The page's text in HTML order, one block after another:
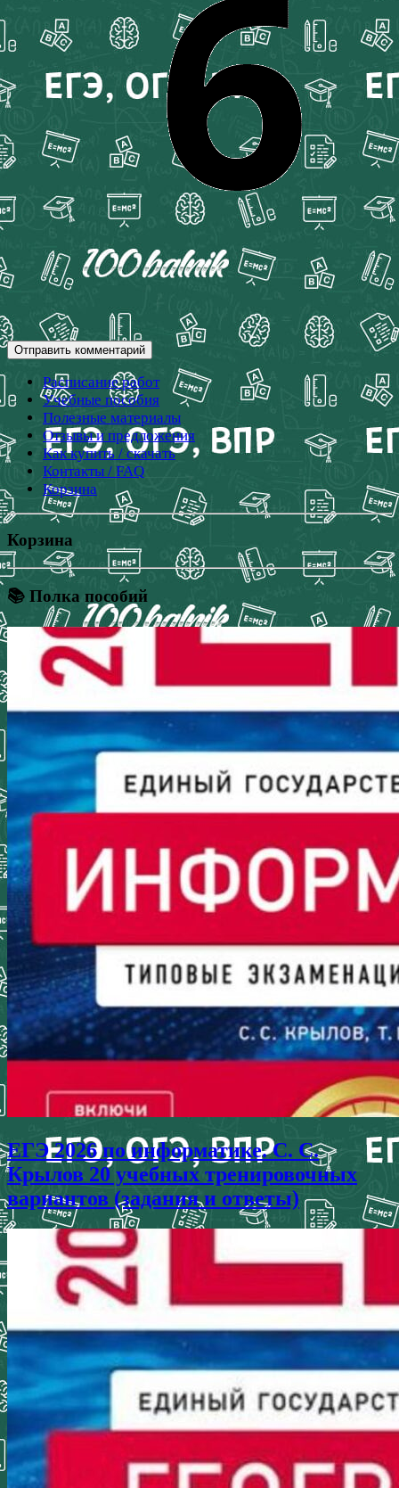
Расписание работ
Учебные пособия
Полезные материалы
Отзывы и предложения
Как купить / скачать
Контакты / FAQ
Корзина
Корзина
📚 Полка пособий
ЕГЭ 2026 по информатике. С. С.
Крылов 20 учебных тренировочных
вариантов (задания и ответы)